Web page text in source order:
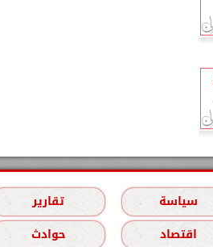
سياسة
تقارير
اقتصاد حوادث